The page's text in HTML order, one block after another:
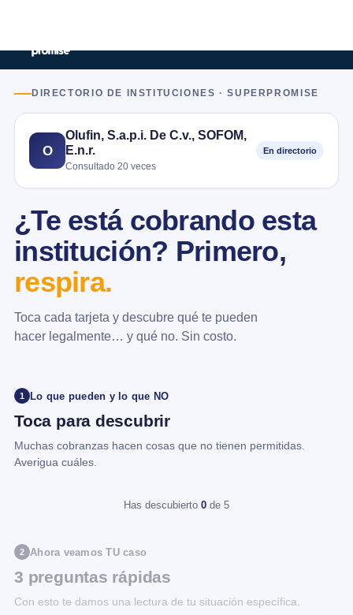
DIRECTORIO DE INSTITUCIONES · SUPERPROMISE
O
Olufin, S.a.p.i. De C.v., SOFOM,
E.n.r.
Consultado 20 veces
En directorio
¿Te está cobrando esta
institución? Primero,
respira.
Toca cada tarjeta y descubre qué te pueden
hacer legalmente… y qué no. Sin costo.
1 Lo que pueden y lo que NO
Toca para descubrir
Muchas cobranzas hacen cosas que no tienen permitidas.
Averigua cuáles.
Has descubierto 0 de 5
2 Ahora veamos TU caso
3 preguntas rápidas
Con esto te damos una lectura de tu situación específica.